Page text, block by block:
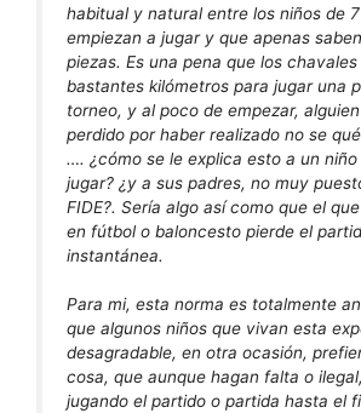
habitual y natural entre los niños de
empiezan a jugar y que apenas
piezas. Es una pena que los
bastantes kilómetros para jugar una
torneo, y al poco de empezar,
perdido por haber realizado no se
…. ¿cómo se le explica esto a un niño
jugar? ¿y a sus padres, no muy
FIDE?. Sería algo así como que el
en fútbol o baloncesto pierde el
instantánea.
Para mi, esta norma es totalmente
que algunos niños que vivan esta
desagradable, en otra ocasión,
cosa, que aunque hagan falta o
jugando el partido o partida hasta el